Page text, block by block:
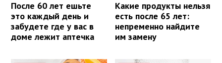
После 60 лет ешьте
это каждый день и
забудете где у вас в
доме лежит аптечка
Какие продукты нельзя
есть после 65 лет:
непременно найдите
им замену